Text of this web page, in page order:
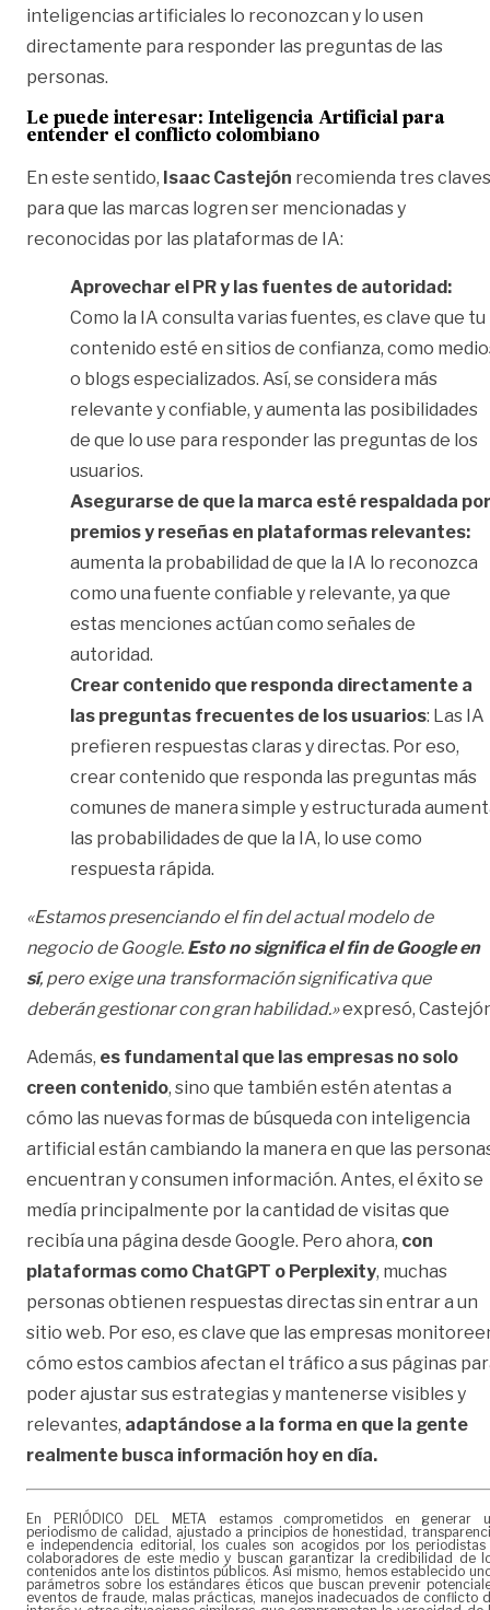
inteligencias artificiales lo reconozcan y lo usen
directamente para responder las preguntas de las
personas.
Le puede interesar: Inteligencia Artificial para
entender el conflicto colombiano
En este sentido, Isaac Castejón recomienda tres claves
para que las marcas logren ser mencionadas y
reconocidas por las plataformas de IA:
Aprovechar el PR y las fuentes de autoridad:
Como la IA consulta varias fuentes, es clave que tu
contenido esté en sitios de confianza, como
o blogs especializados. Así, se considera más
relevante y confiable, y aumenta las posibilidades
de que lo use para responder las preguntas de los
usuarios.
Asegurarse de que la marca esté respaldada por
premios y reseñas en plataformas relevantes:
aumenta la probabilidad de que la IA lo reconozca
como una fuente confiable y relevante, ya que
estas menciones actúan como señales de
autoridad.
Crear contenido que responda directamente a
las preguntas frecuentes de los usuarios: Las IA
prefieren respuestas claras y directas. Por eso,
crear contenido que responda las preguntas más
comunes de manera simple y estructurada
las probabilidades de que la IA, lo use como
respuesta rápida.
«Estamos presenciando el fin del actual modelo de
negocio de Google. Esto no significa el fin de Google en
sí, pero exige una transformación significativa que
deberán gestionar con gran habilidad.»expresó,
Además, es fundamental que las empresas no solo
creen contenido, sino que también estén atentas a
cómo las nuevas formas de búsqueda con inteligencia
artificial están cambiando la manera en que las
encuentran y consumen información. Antes, el éxito se
medía principalmente por la cantidad de visitas que
recibía una página desde Google. Pero ahora, con
plataformas como ChatGPT o Perplexity, muchas
personas obtienen respuestas directas sin entrar a un
sitio web. Por eso, es clave que las empresas
cómo estos cambios afectan el tráfico a sus páginas
poder ajustar sus estrategias y mantenerse visibles y
relevantes, adaptándose a la forma en que la gente
realmente busca información hoy en día.
En PERIÓDICO DEL META estamos comprometidos en generar
periodismo de calidad, ajustado a principios de honestidad,
e independencia editorial, los cuales son acogidos por los periodistas
colaboradores de este medio y buscan garantizar la credibilidad de
contenidos ante los distintos públicos. Así mismo, hemos establecido
parámetros sobre los estándares éticos que buscan prevenir
eventos de fraude, malas prácticas, manejos inadecuados de conflicto